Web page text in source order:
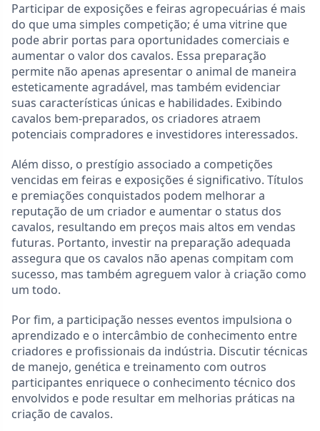
Participar de exposições e feiras agropecuárias é mais
do que uma simples competição; é uma vitrine que
pode abrir portas para oportunidades comerciais e
aumentar o valor dos cavalos. Essa preparação
permite não apenas apresentar o animal de maneira
esteticamente agradável, mas também evidenciar
suas características únicas e habilidades. Exibindo
cavalos bem-preparados, os criadores atraem
potenciais compradores e investidores interessados.
Além disso, o prestígio associado a competições
vencidas em feiras e exposições é significativo. Títulos
e premiações conquistados podem melhorar a
reputação de um criador e aumentar o status dos
cavalos, resultando em preços mais altos em vendas
futuras. Portanto, investir na preparação adequada
assegura que os cavalos não apenas compitam com
sucesso, mas também agreguem valor à criação como
um todo.
Por fim, a participação nesses eventos impulsiona o
aprendizado e o intercâmbio de conhecimento entre
criadores e profissionais da indústria. Discutir técnicas
de manejo, genética e treinamento com outros
participantes enriquece o conhecimento técnico dos
envolvidos e pode resultar em melhorias práticas na
criação de cavalos.